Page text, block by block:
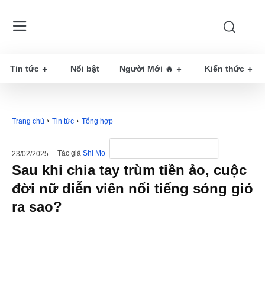
Tin tức Nổi bật Người Mới 🔥 Kiến thức
Trang chủ Tin tức Tổng hợp
23/02/2025 Tác giả Shi Mo
Sau khi chia tay trùm tiền ảo, cuộc
đời nữ diễn viên nổi tiếng sóng gió
ra sao?